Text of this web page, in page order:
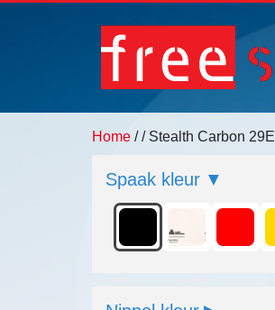
Home // Stealth Carbon
Spaak kleur